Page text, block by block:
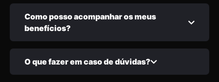
Como posso acompanhar os meus
benefícios?
O que fazer em caso de dúvidas?